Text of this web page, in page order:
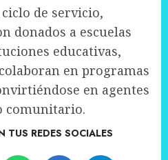
de servicio,
donados a escuelas
educativas,
en programas
en agentes
comunitario.
TUS REDES SOCIALES